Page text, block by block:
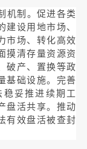
机制。促进各类
设用地市场、
市场、转化高效
摸清存量资源资
破产、置换等政
基础设施。完善
妥推进续期工
盘活共享。推动
有效盘活被查封